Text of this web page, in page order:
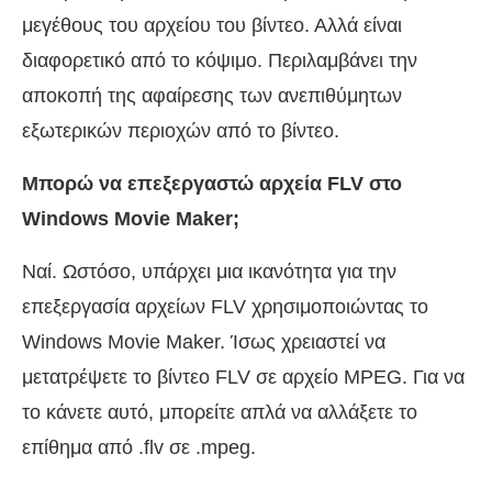
μεγέθους του αρχείου του βίντεο. Αλλά είναι
διαφορετικό από το κόψιμο. Περιλαμβάνει την
αποκοπή της αφαίρεσης των ανεπιθύμητων
εξωτερικών περιοχών από το βίντεο.
Μπορώ να επεξεργαστώ αρχεία FLV στο
Windows Movie Maker;
Ναί. Ωστόσο, υπάρχει μια ικανότητα για την
επεξεργασία αρχείων FLV χρησιμοποιώντας το
Windows Movie Maker. Ίσως χρειαστεί να
μετατρέψετε το βίντεο FLV σε αρχείο MPEG. Για να
το κάνετε αυτό, μπορείτε απλά να αλλάξετε το
επίθημα από .flv σε .mpeg.